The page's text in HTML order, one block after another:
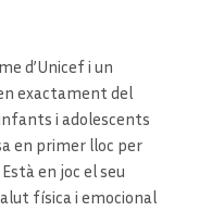
d’Unicef i un
exactament del
i adolescents
en primer lloc per
en joc el seu
física i emocional